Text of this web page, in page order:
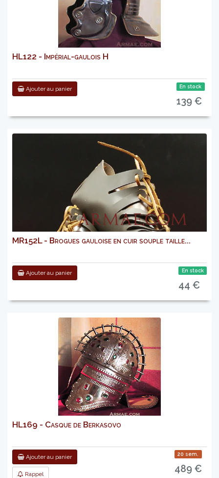
HL122 - Impérial-gaulois H
Ajouter au panier En stock
139 €
MR152L - Brogues gauloise en cuir souple taille...
Ajouter au panier En stock
44 €
HL169 - Casque de Berkasovo
Ajouter au panier
Rappel
20 sem.
489 €